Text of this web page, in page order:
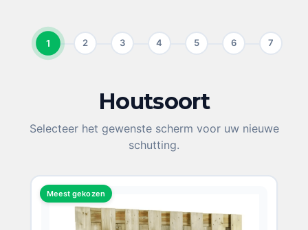
1 2 3 4 5 6 7
KIES UW HOUTSOORTHoutsoort
Selecteer het gewenste scherm voor uw nieuwe
schutting.
Meest gekozen